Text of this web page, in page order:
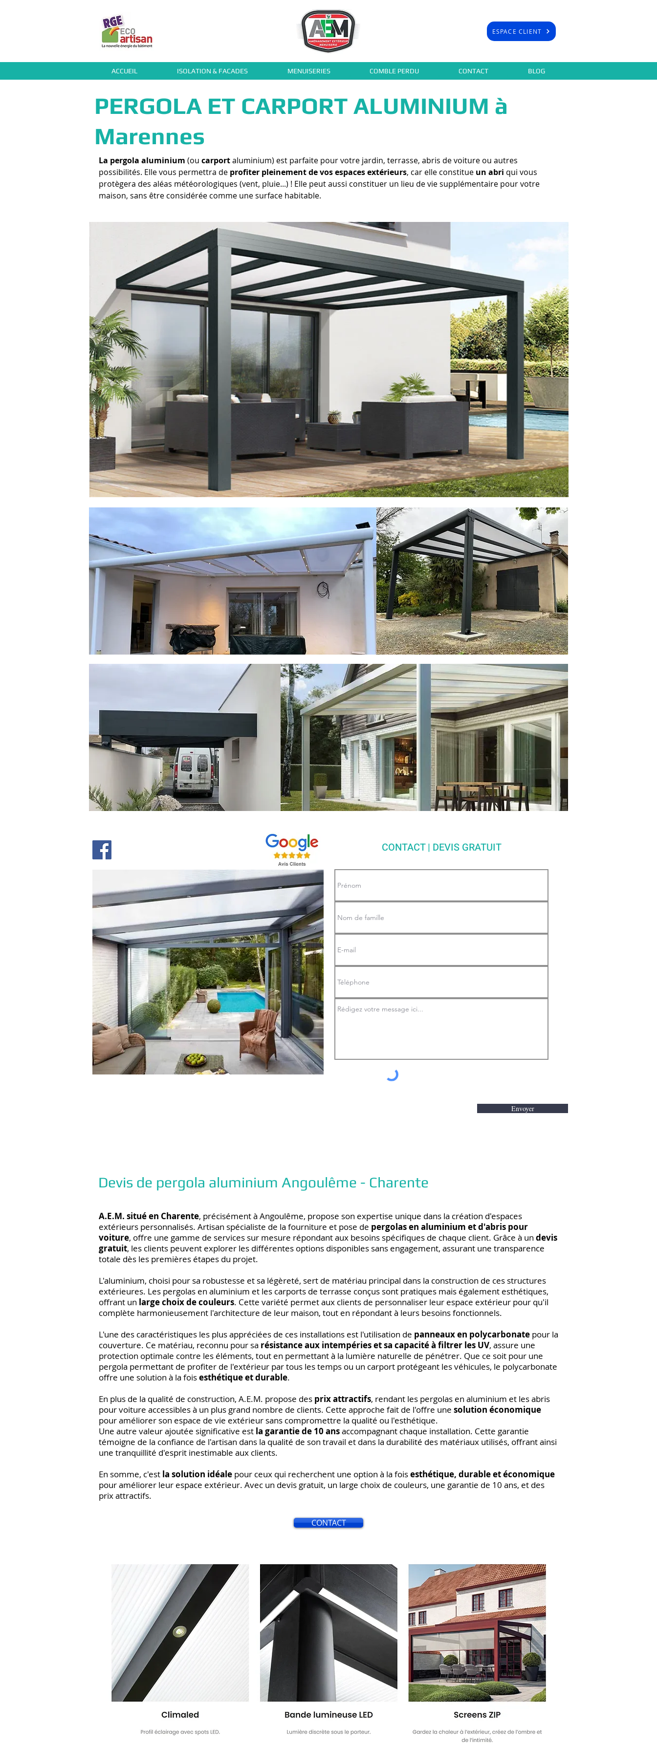
ESPACE CLIENT
ACCUEIL ISOLATION & FACADES MENUISERIES COMBLE PERDU CONTACT BLOG
PERGOLA ET CARPORT ALUMINIUM à
Marennes
La pergola aluminium (ou carportaluminium) est parfaite pour votre jardin, terrasse, abris de voiture ou autres
possibilités. Elle vous permettra de profiter pleinement de vos espaces extérieurs, car elle constitue un abri qui vous
protègera des aléas météorologiques (vent, pluie...) ! Elle peut aussi constituer un lieu de vie supplémentaire pour votre
maison, sans être considérée comme une surface habitable.
CONTACT | DEVIS GRATUIT
Envoyer
Devis de pergola aluminium Angoulême - Charente
A.E.M. situé en Charente, précisément à Angoulême, propose son expertise unique dans la création d'espaces
extérieurs personnalisés. Artisan spécialiste de la fourniture et pose de pergolas en aluminium et d'abris pour
voiture, offre une gamme de services sur mesure répondant aux besoins spécifiques de chaque client. Grâce à un devis
gratuit, les clients peuvent explorer les différentes options disponibles sans engagement, assurant une transparence
totale dès les premières étapes du projet.
L'aluminium, choisi pour sa robustesse et sa légèreté, sert de matériau principal dans la construction de ces structures
extérieures. Les pergolas en aluminium et les carports de terrasse conçus sont pratiques mais également esthétiques,
offrant un large choix de couleurs. Cette variété permet aux clients de personnaliser leur espace extérieur pour qu'il
complète harmonieusement l'architecture de leur maison, tout en répondant à leurs besoins fonctionnels.
L'une des caractéristiques les plus appréciées de ces installations est l'utilisation de panneaux en polycarbonate pour la
couverture. Ce matériau, reconnu pour sa résistance aux intempéries et sa capacité à filtrer les UV, assure une
protection optimale contre les éléments, tout en permettant à la lumière naturelle de pénétrer. Que ce soit pour une
pergola permettant de profiter de l'extérieur par tous les temps ou un carport protégeant les véhicules, le polycarbonate
offre une solution à la foisesthétique et durable.
En plus de la qualité de construction, A.E.M. propose des prix attractifs, rendant les pergolas en aluminium et les abris
pour voiture accessibles à un plus grand nombre de clients. Cette approche fait de l'offre une solution économique
pour améliorer son espace de vie extérieur sans compromettre la qualité ou l'esthétique.
Une autre valeur ajoutée significative est la garantie de 10 ansaccompagnant chaque installation. Cette garantie
témoigne de la confiance de l'artisan dans la qualité de son travail et dans la durabilité des matériaux utilisés, offrant ainsi
une tranquillité d'esprit inestimable aux clients.
En somme, c'est la solution idéale pour ceux qui recherchent une option à la foisesthétique, durable et économique
pour améliorer leur espace extérieur. Avec un devis gratuit, un large choix de couleurs, une garantie de 10 ans, et des
prix attractifs.
CONTACT